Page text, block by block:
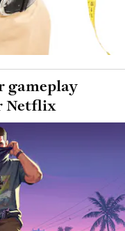
gameplay
Netflix